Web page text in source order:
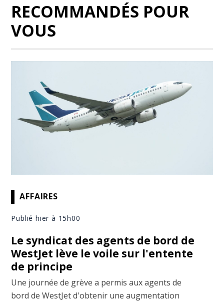
RECOMMANDÉS POUR
VOUS
AFFAIRES
Publié hier à 15h00
Le syndicat des agents de bord de
WestJet lève le voile sur l'entente
de principe
Une journée de grève a permis aux agents de
bord de WestJet d'obtenir une augmentation